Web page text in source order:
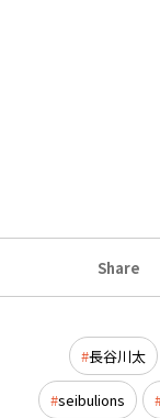
Share
長谷川太
seibulions